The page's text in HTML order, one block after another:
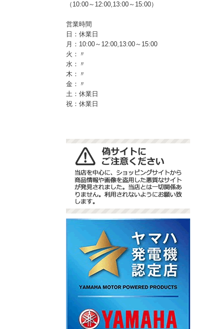
（10:00～12:00,13:00～15:00）
営業時間
日：休業日
月：10:00～12:00,13:00～15:00
火：〃
水：〃
木：〃
金：〃
土：休業日
祝：休業日